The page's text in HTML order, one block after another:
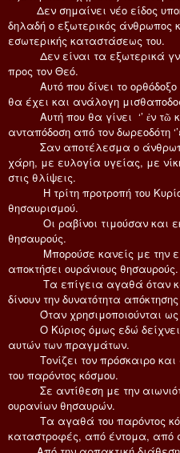
Δεν σημαίνει νέο είδος
δηλαδή ο εξωτερικός άνθρωπος
εσωτερικής καταστάσεως του.
Δεν είναι τα εξωτερικά
προς τον Θεό.
Αυτό που δίνει το ορθόδοξο
θα έχει και ανάλογη
Αυτή που θα γίνει ‘’ ἐν τῶ
ανταπόδοση από τον δωρεοδότη
Σαν αποτέλεσμα ο
χάρη, με ευλογία υγείας, με
στις θλίψεις.
Η τρίτη προτροπή του
θησαυρισμού.
Οι ραβίνοι τιμούσαν και
θησαυρούς.
Μπορούσε κανείς με την
αποκτήσει ουράνιους θησαυρούς.
Τα επίγεια αγαθά όταν
δίνουν την δυνατότητα
Όταν χρησιμοποιούνται ως
Ο Κύριος όμως εδώ δείχνει
αυτών των πραγμάτων.
Τονίζει τον πρόσκαιρο και
του παρόντος κόσμου.
Σε αντίθεση με την
ουρανίων θησαυρών.
Τα αγαθά του παρόντος
καταστροφές, από έντομα, από